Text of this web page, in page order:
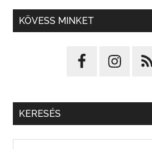
KÖVESS MINKET
KERESÉS